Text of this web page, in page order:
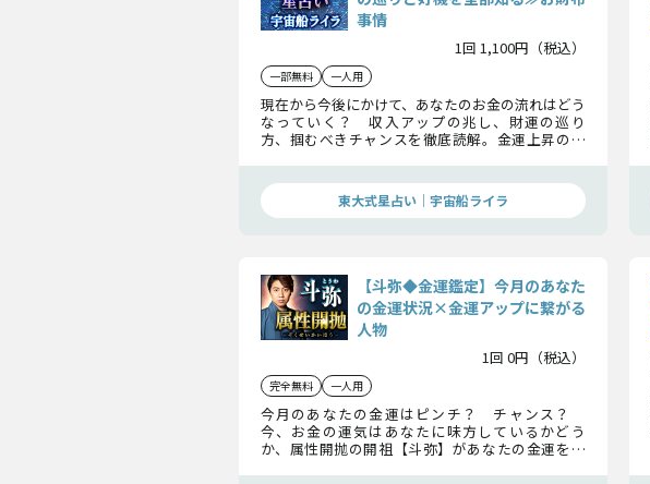
事情
1回 1,100円（税込）
一部無料 一人用
現在から今後にかけて、あなたのお金の流れはどう
なっていく？ 収入アップの兆し、財運の巡り
方、掴むべきチャンスを徹底読解。金運上昇のタ
東大式星占い｜宇宙船ライラ
【斗弥◆金運鑑定】今月のあなた
の金運状況×金運アップに繋がる
人物
1回 0円（税込）
完全無料 一人用
今月のあなたの金運はピンチ？ チャンス？
今、お金の運気はあなたに味方しているかどう
か、属性開抛の開祖【斗弥】があなたの金運を無